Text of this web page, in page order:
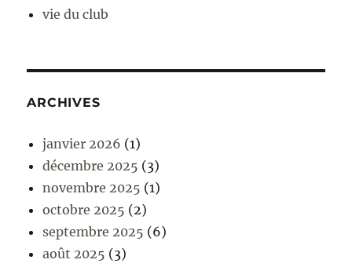
vie du club
ARCHIVES
janvier 2026 (1)
décembre 2025 (3)
novembre 2025 (1)
octobre 2025 (2)
septembre 2025 (6)
août 2025 (3)